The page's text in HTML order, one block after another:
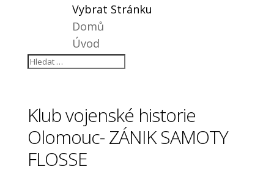
Vybrat Stránku
Domů
Úvod
Klub vojenské historie
Olomouc- ZÁNIK SAMOTY
FLOSSE